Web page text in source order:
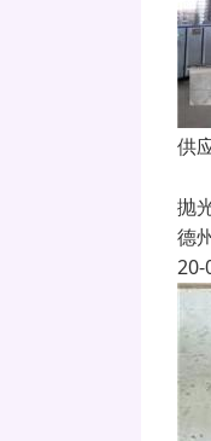
供
抛
德
20-